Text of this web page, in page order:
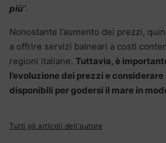
più“.
Nonostante l’aumento dei prezzi,
a offrire servizi balneari a costi
regioni italiane. Tuttavia, è
l’evoluzione dei prezzi e
disponibili per godersi il mare in
Tutti gli articoli dell'autore